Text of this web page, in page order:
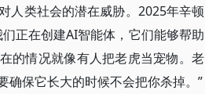
人类社会的潜在威胁。2025年辛顿
正在创建AI智能体，它们能够帮助
的情况就像有人把老虎当宠物。老
确保它长大的时候不会把你杀掉。”